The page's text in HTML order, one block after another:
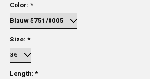
Color: *
Size: *
Length: *